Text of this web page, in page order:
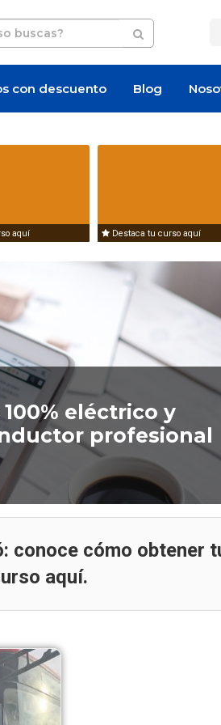
con descuento Blog
aquí Destaca tu curso aquí
eléctrico y
profesional
conoce cómo obtener
aquí.
Manejo Defensivo:
Artículo